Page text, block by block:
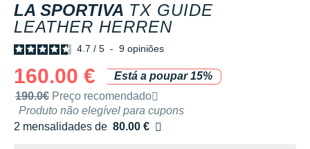
LA SPORTIVA TX GUIDE
LEATHER HERREN
4.7 / 5 - 9 opiniões
160.00 €
Está a poupar 15%
Preço de venda recomendado pela marca
190.0€ Preço recomendado
Produto não elegível para cupons
2 mensalidades de 80.00 €
sem custos